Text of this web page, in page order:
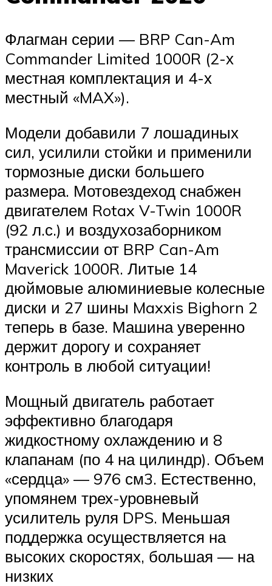
Флагман серии — BRP Can-Am
Commander Limited 1000R (2-х
местная комплектация и 4-х
местный «MAX»).
Модели добавили 7 лошадиных
сил, усилили стойки и применили
тормозные диски большего
размера. Мотовездеход снабжен
двигателем Rotax V-Twin 1000R
(92 л.с.) и воздухозаборником
трансмиссии от BRP Can-Am
Maverick 1000R. Литые 14
дюймовые алюминиевые колесные
диски и 27 шины Maxxis Bighorn 2
теперь в базе. Машина уверенно
держит дорогу и сохраняет
контроль в любой ситуации!
Мощный двигатель работает
эффективно благодаря
жидкостному охлаждению и 8
клапанам (по 4 на цилиндр). Объем
«сердца» — 976 см3. Естественно,
упомянем трех-уровневый
усилитель руля DPS. Меньшая
поддержка осуществляется на
высоких скоростях, большая — на
низких